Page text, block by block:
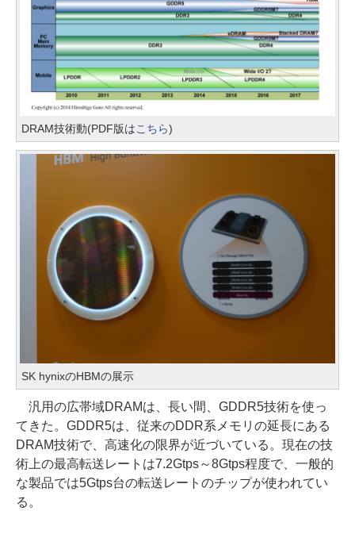
DRAM技術動(PDF版はこちら)
SK hynixのHBMの展示
汎用の広帯域DRAMは、長い間、GDDR5技術を使っ
てきた。GDDR5は、従来のDDR系メモリの延長にある
DRAM技術で、高速化の限界が近づいている。現在の技
術上の最高転送レートは7.2Gtps～8Gtps程度で、一般的
な製品では5Gtps台の転送レートのチップが使われてい
る。